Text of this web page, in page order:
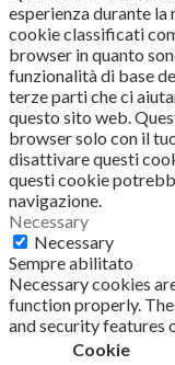
esperienza durante la
cookie classificati
browser in quanto
funzionalità di base
terze parti che ci
questo sito web.
browser solo con il
disattivare questi
questi cookie
navigazione.
Necessary
Necessary
Sempre abilitato
Necessary cookies
function properly.
and security features
Cookie